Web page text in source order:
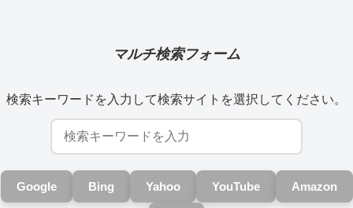
マルチ検索フォーム
検索キーワードを入力して検索サイトを選択してください。
Google Bing Yahoo YouTube Amazon